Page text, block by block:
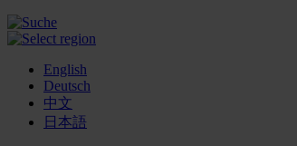
English
Deutsch
中文
日本語